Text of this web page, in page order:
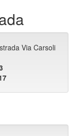
Via Carsoli